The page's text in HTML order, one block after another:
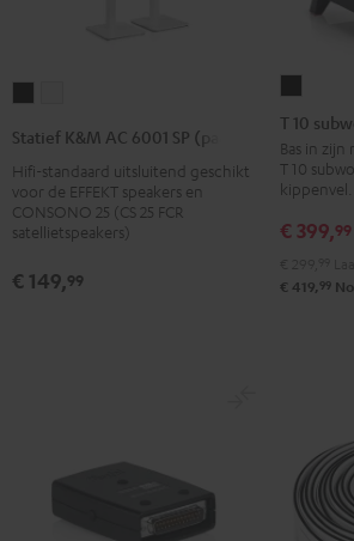
6001
SP
(paar)
6001
SP
(paar)
Statief K&M AC 6001 SP (paar)
Hifi-standaard uitsluitend geschikt
voor de EFFEKT speakers en
CONSONO 25 (CS 25 FCR
satellietspeakers)
€ 149,99
10
Zwart
T 10
Bas in
T 10
kippenvel.
€ 399,99
€ 419, 99